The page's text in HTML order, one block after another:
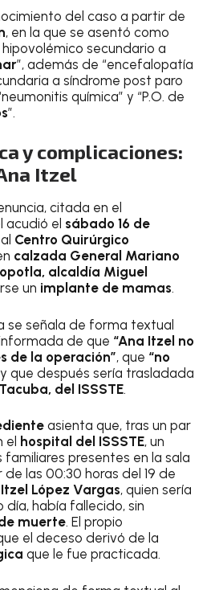
del caso a partir de
, en la que se asentó como
secundario a
”, además de “encefalopatía
a síndrome post paro
química” y “P.O. de
”.
y complicaciones:
Itzel
citada en el
acudió el sábado 16 de
al Centro Quirúrgico
calzada General Mariano
alcaldía Miguel
un implante de mamas.
se señala de forma textual
de que “Ana Itzel no
de la operación”, que “no
y que después sería trasladada
del ISSSTE.
asienta que, tras un par
el hospital del ISSSTE, un
presentes en la sala
las 00:30 horas del 19 de
López Vargas, quien sería
había fallecido, sin
muerte. El propio
el deceso derivó de la
que le fue practicada.